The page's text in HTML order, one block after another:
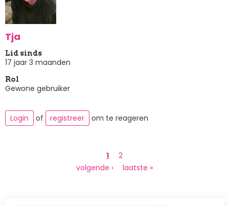
Tja
Lid sinds
17 jaar 3 maanden
Rol
Gewone gebruiker
Login of registreer om te reageren
Huidige
pagina
1 Page
2
Volgende
volgende ›
Laatste
laatste »